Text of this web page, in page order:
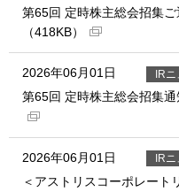
第65回 定時株主総会招集
（418KB）
2026年06月01日 IRニ
第65回 定時株主総会招集通
2026年06月01日 IRニ
＜アストリスコーポレート